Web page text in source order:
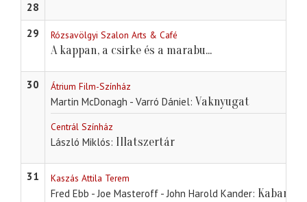
28
29
Rózsavölgyi Szalon Arts & Café
A kappan, a csirke és a marabu...
30 Átrium Film-Színház
Martin McDonagh - Varró Dániel Vaknyugat
Centrál Színház
László Miklós Illatszertár
31 Kaszás Attila Terem
Fred Ebb - Joe Masteroff - John Harold Kander Kabaré